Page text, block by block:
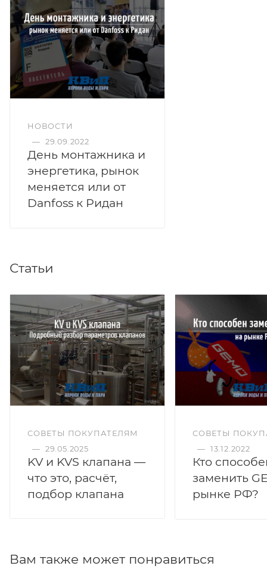
НОВОСТИ
— 29.09.2022
День монтажника и
энергетика, рынок
меняется или от
Danfoss к Ридан
Статьи
СОВЕТЫ ПОКУПАТЕЛЯМ
— 29.05.2025
KV и KVS клапана —
что это, расчёт,
подбор клапана
СОВЕТЫ
— 13.12.2022
Кто
заменить
рынке РФ?
Вам также может понравиться